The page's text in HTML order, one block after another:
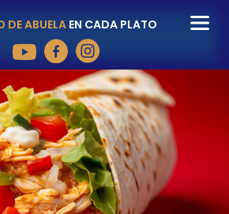
DE ABUELAEN CADA PLATO